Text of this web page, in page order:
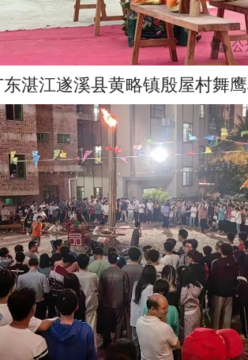
东湛江遂溪县黄略镇殷屋村舞